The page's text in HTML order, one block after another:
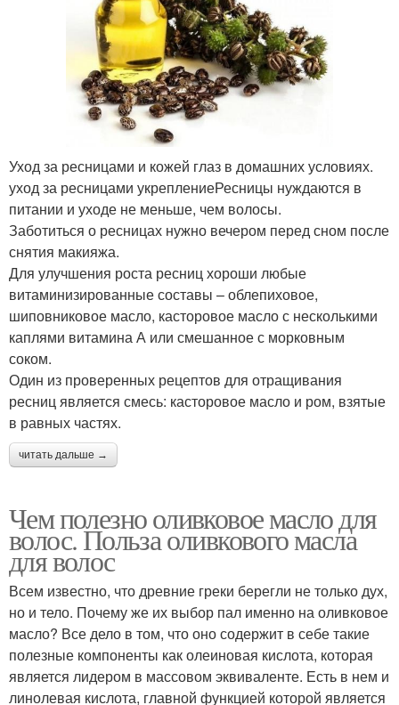
Уход за ресницами и кожей глаз в домашних условиях.
уход за ресницами укреплениеРесницы нуждаются в
питании и уходе не меньше, чем волосы.
Заботиться о ресницах нужно вечером перед сном после
снятия макияжа.
Для улучшения роста ресниц хороши любые
витаминизированные составы – облепиховое,
шиповниковое масло, касторовое масло с несколькими
каплями витамина А или смешанное с морковным
соком.
Один из проверенных рецептов для отращивания
ресниц является смесь: касторовое масло и ром, взятые
в равных частях.
читать дальше →
Чем полезно оливковое масло для
волос. Польза оливкового масла
для волос
Всем известно, что древние греки берегли не только дух,
но и тело. Почему же их выбор пал именно на оливковое
масло? Все дело в том, что оно содержит в себе такие
полезные компоненты как олеиновая кислота, которая
является лидером в массовом эквиваленте. Есть в нем и
линолевая кислота, главной функцией которой является